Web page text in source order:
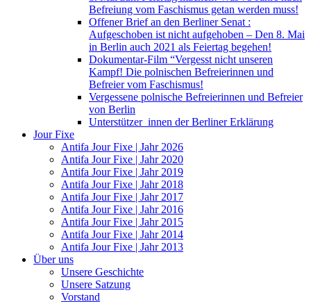
Befreiung vom Faschismus getan werden muss!
Offener Brief an den Berliner Senat :
Aufgeschoben ist nicht aufgehoben – Den 8. Mai
in Berlin auch 2021 als Feiertag begehen!
Dokumentar-Film “Vergesst nicht unseren
Kampf! Die polnischen Befreierinnen und
Befreier vom Faschismus!
Vergessene polnische Befreierinnen und Befreier
von Berlin
Unterstützer_innen der Berliner Erklärung
Jour Fixe
Antifa Jour Fixe | Jahr 2026
Antifa Jour Fixe | Jahr 2020
Antifa Jour Fixe | Jahr 2019
Antifa Jour Fixe | Jahr 2018
Antifa Jour Fixe | Jahr 2017
Antifa Jour Fixe | Jahr 2016
Antifa Jour Fixe | Jahr 2015
Antifa Jour Fixe | Jahr 2014
Antifa Jour Fixe | Jahr 2013
Über uns
Unsere Geschichte
Unsere Satzung
Vorstand